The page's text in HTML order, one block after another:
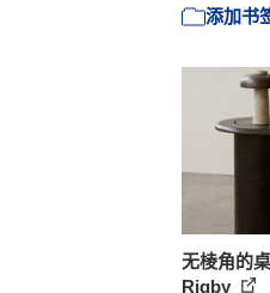
添加书
无棱角的
Rigby